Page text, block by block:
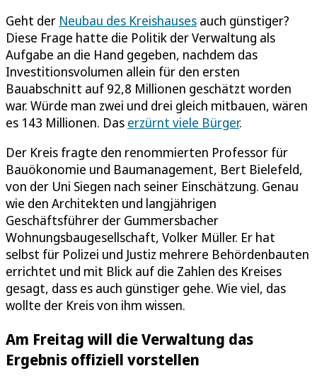
Geht der Neubau des Kreishauses auch günstiger?
Diese Frage hatte die Politik der Verwaltung als
Aufgabe an die Hand gegeben, nachdem das
Investitionsvolumen allein für den ersten
Bauabschnitt auf 92,8 Millionen geschätzt worden
war. Würde man zwei und drei gleich mitbauen, wären
es 143 Millionen. Das erzürnt viele Bürger.
Der Kreis fragte den renommierten Professor für
Bauökonomie und Baumanagement, Bert Bielefeld,
von der Uni Siegen nach seiner Einschätzung. Genau
wie den Architekten und langjährigen
Geschäftsführer der Gummersbacher
Wohnungsbaugesellschaft, Volker Müller. Er hat
selbst für Polizei und Justiz mehrere Behördenbauten
errichtet und mit Blick auf die Zahlen des Kreises
gesagt, dass es auch günstiger gehe. Wie viel, das
wollte der Kreis von ihm wissen.
Am Freitag will die Verwaltung das
Ergebnis offiziell vorstellen